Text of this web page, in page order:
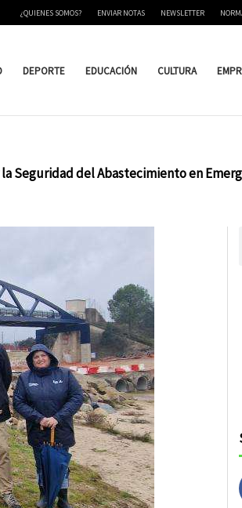
¿QUIENES SOMOS? ENVIAR NOTAS NEWSLETTER
DEPORTE EDUCACIÓN CULTURA
Seguridad del Abastecimiento en